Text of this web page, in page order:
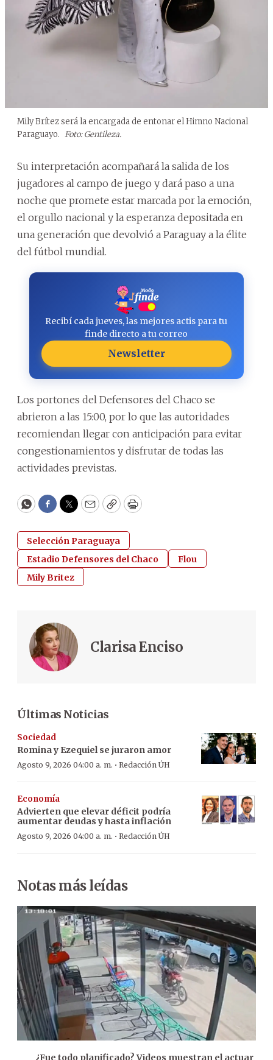
Mily Brítez será la encargada de entonar el Himno Nacional
Paraguayo. Foto: Gentileza.
Su interpretación acompañará la salida de los
jugadores al campo de juego y dará paso a una
noche que promete estar marcada por la emoción,
el orgullo nacional y la esperanza depositada en
una generación que devolvió a Paraguay a la élite
del fútbol mundial.
Recibí cada jueves, las mejores actis para tu
finde directo a tu correo
Newsletter
Los portones del Defensores del Chaco se
abrieron a las 15:00, por lo que las autoridades
recomiendan llegar con anticipación para evitar
congestionamientos y disfrutar de todas las
actividades previstas.
WhatsApp
Facebook
Twitter
EmailCopyPrint
Selección Paraguaya
Estadio Defensores del Chaco
Flou
Mily Britez
Clarisa Enciso
Últimas Noticias
Sociedad
Romina y Ezequiel se juraron amor
Agosto 9, 2026 04:00 a. m. · Redacción ÚH
Economía
Advierten que elevar déficit podría
aumentar deudas y hasta inflación
Agosto 9, 2026 04:00 a. m. · Redacción ÚH
Notas más leídas
¿Fue todo planificado? Videos muestran el actuar